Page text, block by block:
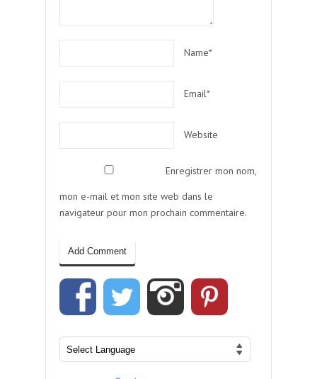
Name*
Email*
Website
Enregistrer mon nom,
mon e-mail et mon site web dans le
navigateur pour mon prochain commentaire.